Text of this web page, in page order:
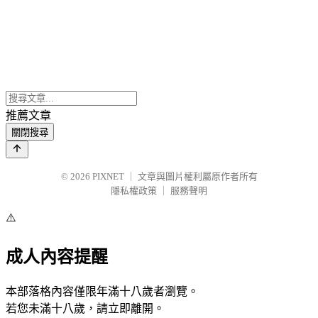
推薦文章
關閉搜尋
© 2026 PIXNET
文章與圖片權利屬原作者所有
隱私權政策
服務聲明
⚠️
成人內容提醒
本部落格內容僅限年滿十八歲者瀏覽。
若您未滿十八歲，請立即離開。